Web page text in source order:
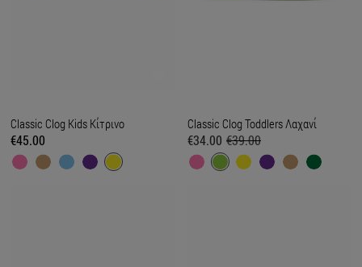
Classic Clog Kids Κίτρινο
€45.00
Classic Clog Toddlers Λαχανί
€34.00 €39.00